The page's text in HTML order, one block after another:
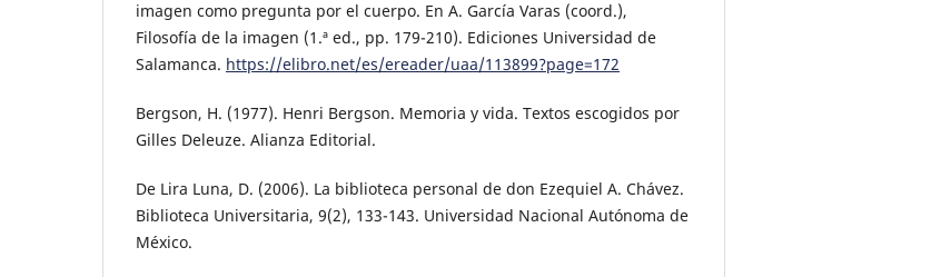
imagen como pregunta por el cuerpo. En A. García Varas (coord.),
Filosofía de la imagen (1.ª ed., pp. 179-210). Ediciones Universidad de
Salamanca. https://elibro.net/es/ereader/uaa/113899?page=172
Bergson, H. (1977). Henri Bergson. Memoria y vida. Textos escogidos por
Gilles Deleuze. Alianza Editorial.
De Lira Luna, D. (2006). La biblioteca personal de don Ezequiel A. Chávez.
Biblioteca Universitaria, 9(2), 133-143. Universidad Nacional Autónoma de
México.